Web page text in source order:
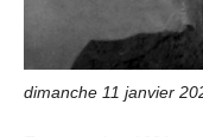
dimanche 11 janvier